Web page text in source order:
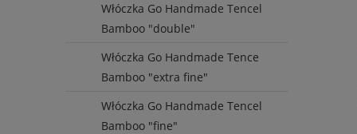
Włóczka Go Handmade Tencel
Bamboo "double"
Włóczka Go Handmade Tence
Bamboo "extra fine"
Włóczka Go Handmade Tencel
Bamboo "fine"